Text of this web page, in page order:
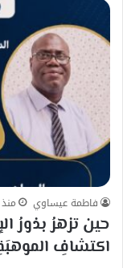
فاطمة عيساوي
حين تزهرُ بذورُ
اكتشافِ